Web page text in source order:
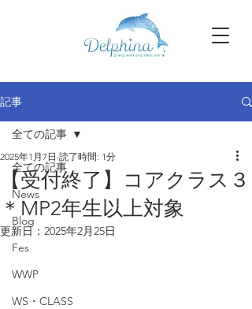
記事
全ての記事
News
Blog
Fes
WWP
WS・CLASS
全ての記事
【受付終了】コアクラス３
＊MP2年生以上対象
2025年1月7日 読了時間: 1分
更新日： 2025年2月25日